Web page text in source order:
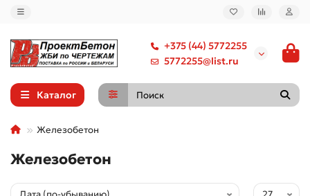
+375 (44) 5772255
5772255@list.ru
Каталог
Железобетон
Железобетон